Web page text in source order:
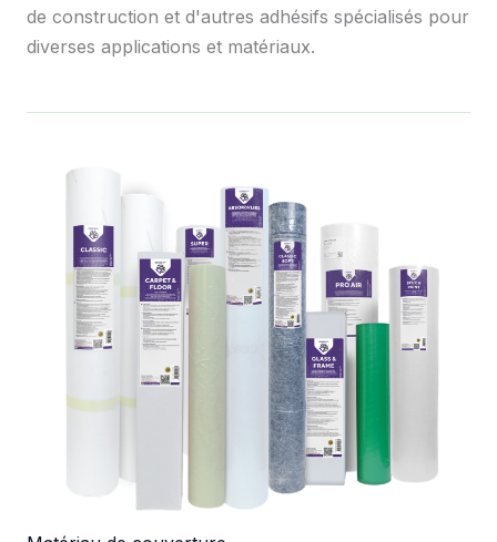
de construction et d'autres adhésifs spécialisés pour
diverses applications et matériaux.